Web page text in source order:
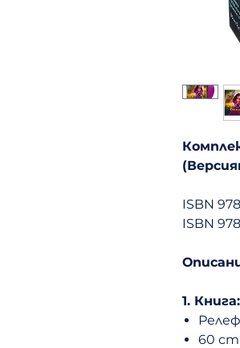
ISBN
ISBN
1. Книга:
60